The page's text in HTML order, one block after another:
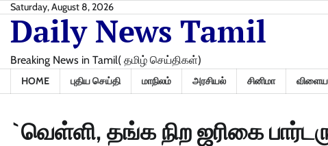
Skip
content
Saturday, August 8, 2026
Daily News Tamil
Breaking News in Tamil( தமிழ் செய்திகள்)
HOME புதிய செய்தி மாநிலம் அரசியல் சினிமா
`வெள்ளி, தங்க நிற ஜரிகை